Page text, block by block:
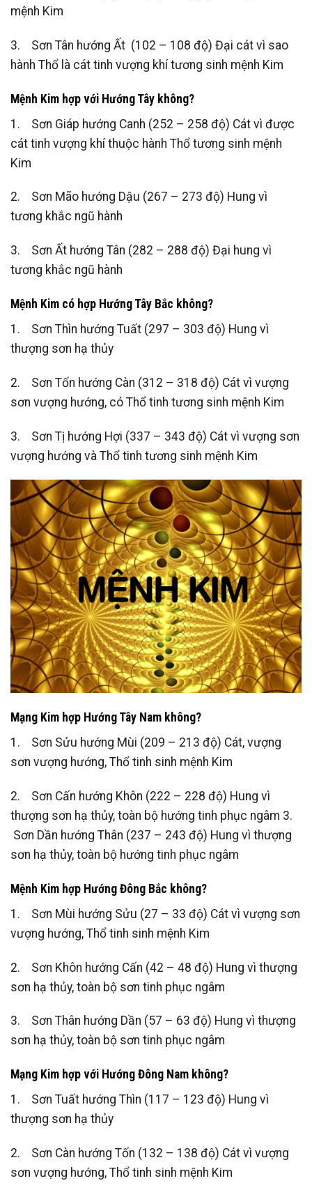
mệnh Kim
3. Sơn Tân hướng Ất (102 – 108 độ) Đại cát vì sao
hành Thổ là cát tinh vượng khí tương sinh mệnh Kim
Mệnh Kim hợp với Hướng Tây không?
1. Sơn Giáp hướng Canh (252 – 258 độ) Cát vì được
cát tinh vượng khí thuộc hành Thổ tương sinh mệnh
Kim
2. Sơn Mão hướng Dậu (267 – 273 độ) Hung vì
tương khắc ngũ hành
3. Sơn Ất hướng Tân (282 – 288 độ) Đại hung vì
tương khắc ngũ hành
Mệnh Kim có hợp Hướng Tây Bắc không?
1. Sơn Thìn hướng Tuất (297 – 303 độ) Hung vì
thượng sơn hạ thủy
2. Sơn Tốn hướng Càn (312 – 318 độ) Cát vì vượng
sơn vượng hướng, có Thổ tinh tương sinh mệnh Kim
3. Sơn Tị hướng Hợi (337 – 343 độ) Cát vì vượng sơn
vượng hướng và Thổ tinh tương sinh mệnh Kim
Mạng Kim hợp Hướng Tây Nam không?
1. Sơn Sửu hướng Mùi (209 – 213 độ) Cát, vượng
sơn vượng hướng, Thổ tinh sinh mệnh Kim
2. Sơn Cấn hướng Khôn (222 – 228 độ) Hung vì
thượng sơn hạ thủy, toàn bộ hướng tinh phục ngâm 3.
Sơn Dần hướng Thân (237 – 243 độ) Hung vì thượng
sơn hạ thủy, toàn bộ hướng tinh phục ngâm
Mệnh Kim hợp Hướng Đông Bắc không?
1. Sơn Mùi hướng Sửu (27 – 33 độ) Cát vì vượng sơn
vượng hướng, Thổ tinh sinh mệnh Kim
2. Sơn Khôn hướng Cấn (42 – 48 độ) Hung vì thượng
sơn hạ thủy, toàn bộ sơn tinh phục ngâm
3. Sơn Thân hướng Dần (57 – 63 độ) Hung vì thượng
sơn hạ thủy, toàn bộ sơn tinh phục ngâm
Mạng Kim hợp với Hướng Đông Nam không?
1. Sơn Tuất hướng Thìn (117 – 123 độ) Hung vì
thượng sơn hạ thủy
2. Sơn Càn hướng Tốn (132 – 138 độ) Cát vì vượng
sơn vượng hướng, Thổ tinh sinh mệnh Kim